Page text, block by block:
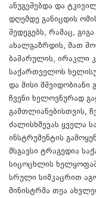
ანუგეშებდა და
დღემდე განიცდის
შედეგებს, რამაც,
ახალგაზრდის, მათ
ბაშარულის, ირაკლი
საქართველოს
და მისი
ჩვენი ხელოვნურად
გამთლიანებისთვის,
ძალისხმევას ყველა
ინსტრუმენტის
მსგავსი ტრაგედია
სიცოცხლის
სრული სიმკაცრით
მინისტრმა თეა